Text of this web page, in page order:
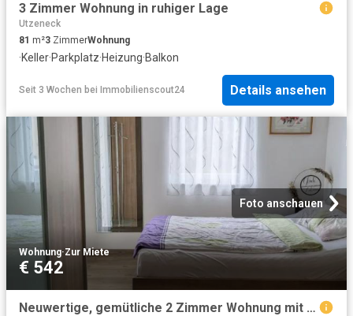
3 Zimmer Wohnung in ruhiger Lage
Utzeneck
81 m²3 ZimmerWohnung
·Keller·Parkplatz·Heizung·Balkon
Seit 3 Wochen bei Immobilienscout24 Details ansehen
Foto anschauen
Wohnung·Zur Miete
€ 542
Neuwertige, gemütliche 2 Zimmer Wohnung mit Loggia, möblierter Küche und Carport Stellplatz in Maria Schmolln